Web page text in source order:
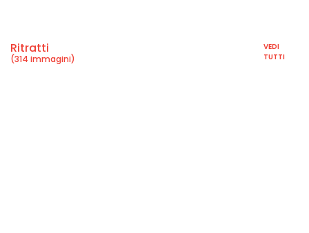
Ritratti
(314 immagini)
VEDI
TUTTI